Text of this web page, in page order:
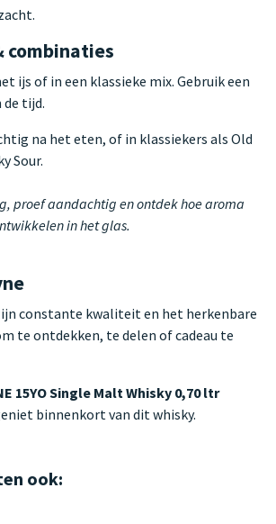
combinaties
ijs of in een klassieke mix. Gebruik een
de tijd.
na het eten, of in klassiekers als Old
Sour.
proef aandachtig en ontdek hoe aroma
in het glas.
constante kwaliteit en het herkenbare
te ontdekken, te delen of cadeau te
15YO Single Malt Whisky 0,70 ltr
binnenkort van dit whisky.
ook: